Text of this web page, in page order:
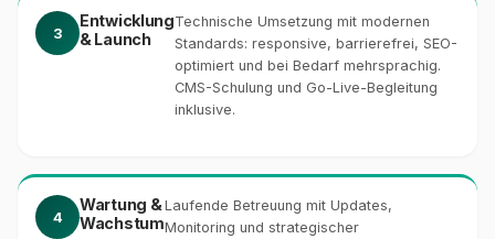
3
Entwicklung
& Launch
Technische Umsetzung mit modernen
Standards: responsive, barrierefrei, SEO-
optimiert und bei Bedarf mehrsprachig.
CMS-Schulung und Go-Live-Begleitung
inklusive.
4
Wartung &
Wachstum
Laufende Betreuung mit Updates,
Monitoring und strategischer